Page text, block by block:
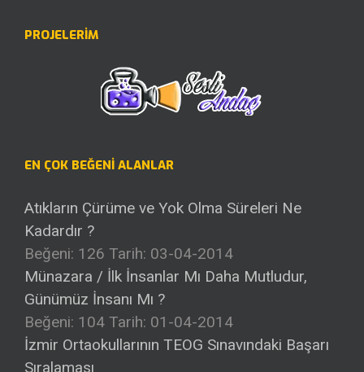
PROJELERİM
EN ÇOK BEĞENI ALANLAR
Atıkların Çürüme ve Yok Olma Süreleri Ne
Kadardır ?
Beğeni: 126 Tarih: 03-04-2014
Münazara / İlk İnsanlar Mı Daha Mutludur,
Günümüz İnsanı Mı ?
Beğeni: 104 Tarih: 01-04-2014
İzmir Ortaokullarının TEOG Sınavındaki Başarı
Sıralaması